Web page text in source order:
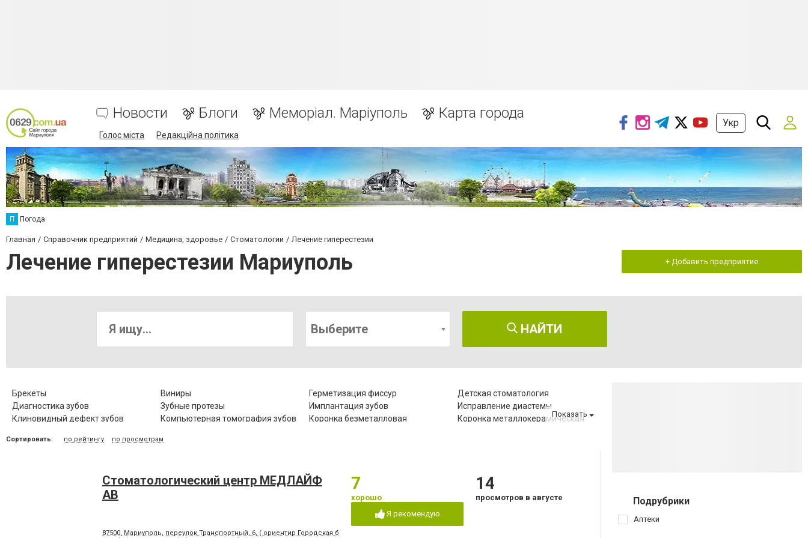
Новости Блоги Меморіал. Маріуполь Карта города
Голос міста Редакційна політика
Укр
П Погода
Главная Справочник предприятий Медицина, здоровье Стоматологии Лечение гиперестезии
Лечение гиперестезии Мариуполь + Добавить предприятие
Выберите НАЙТИ
Брекеты Виниры Герметизация фиссур
Детская стоматология
Диагностика зубов
Зубные протезы Имплантация зубов
Исправление диастемы
Клиновидный дефект зубов
Компьютерная томография зубов Коронка безметалловая
Коронка металлокерамическая
Лечение гингивита
Лечение гиперестезии
Лечение корневых каналов Лечение лазером Лечение пародонтита
Лечение пародонтоза
Лечение периодонтита
Лечение под наркозом
Лечение пульпита
Озонотерапия в стоматологии
Отбеливание зубов
Пластины для исправления
Показать
Сортировать: по рейтингу по просмотрам
Стоматологический центр МЕДЛАЙФ
АВ
87500, Мариуполь, переулок Транспортный, 6, ( ориентир Городская больница №2, конечная остановка троллейбусов "8" и "15", маршрутных такси 154,154А,112,145,110)
7
хорошо
Я рекомендую
14
просмотров в августе Подрубрики
Аптеки